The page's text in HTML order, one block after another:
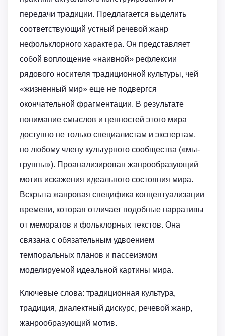
передачи традиции. Предлагается выделить
соответствующий устный речевой жанр
нефольклорного характера. Он представляет
собой воплощение «наивной» рефлексии
рядового носителя традиционной культуры, чей
«жизненный мир» еще не подвергся
окончательной фрагментации. В результате
понимание смыслов и ценностей этого мира
доступно не только специалистам и экспертам,
но любому члену культурного сообщества («мы-
группы»). Проанализирован жанрообразующий
мотив искажения идеального состояния мира.
Вскрыта жанровая специфика концептуализации
времени, которая отличает подобные нарративы
от меморатов и фольклорных текстов. Она
связана с обязательным удвоением
темпоральных планов и пассеизмом
моделируемой идеальной картины мира.
Ключевые слова: традиционная культура,
традиция, диалектный дискурс, речевой жанр,
жанрообразующий мотив.